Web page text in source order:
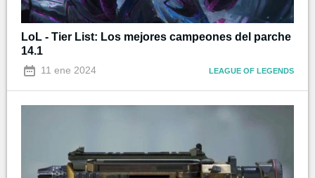
LoL - Tier List: Los mejores campeones del parche
14.1
11 ene 2024 LEAGUE OF LEGENDS